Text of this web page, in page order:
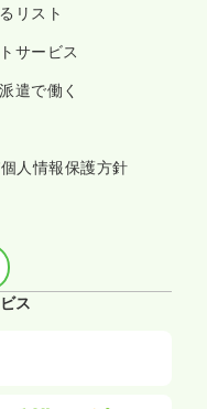
リスト
サービス
遣で働く
人情報保護方針
ス